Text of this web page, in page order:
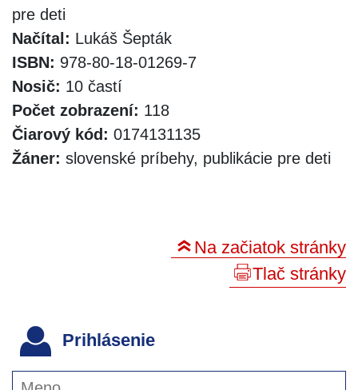
pre deti
Načítal: Lukáš Šepták
ISBN: 978-80-18-01269-7
Nosič: 10 častí
Počet zobrazení: 118
Čiarový kód: 0174131135
Žáner: slovenské príbehy, publikácie pre deti
Na začiatok stránky
Tlač stránky
Prihlásenie